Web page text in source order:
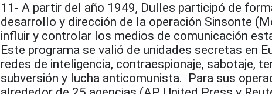
11- A partir del año 1949, Dulles participó de
desarrollo y dirección de la operación Sinsonte
influir y controlar los medios de comunicación
Este programa se valió de unidades secretas en
redes de inteligencia, contraespionaje, sabotaje,
subversión y lucha anticomunista. Para sus